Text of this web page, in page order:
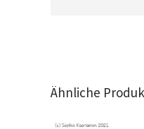
Ähnliche